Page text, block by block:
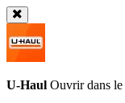
U-Haul Ouvrir dans le